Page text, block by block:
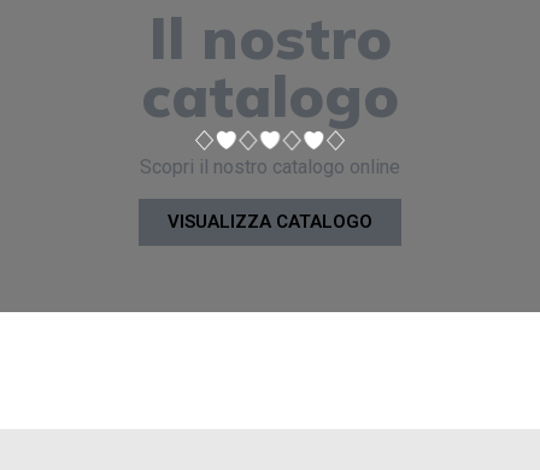
Il nostro
catalogo
Scopri il nostro catalogo online
VISUALIZZA CATALOGO